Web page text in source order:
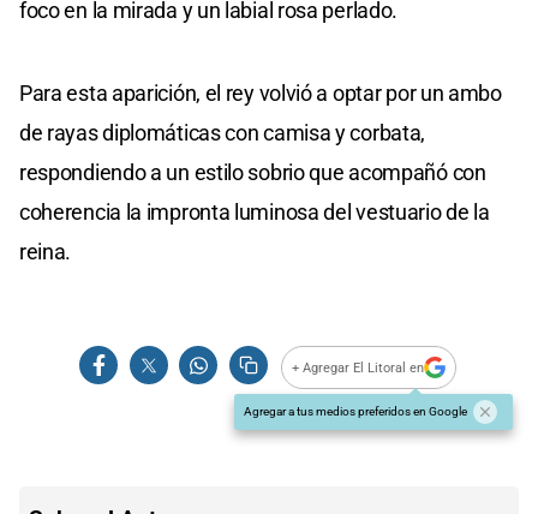
foco en la mirada y un labial rosa perlado.
Para esta aparición, el rey volvió a optar por un ambo
de rayas diplomáticas con camisa y corbata,
respondiendo a un estilo sobrio que acompañó con
coherencia la impronta luminosa del vestuario de la
reina.
+ Agregar El Litoral en
Agregar a tus medios preferidos en Google